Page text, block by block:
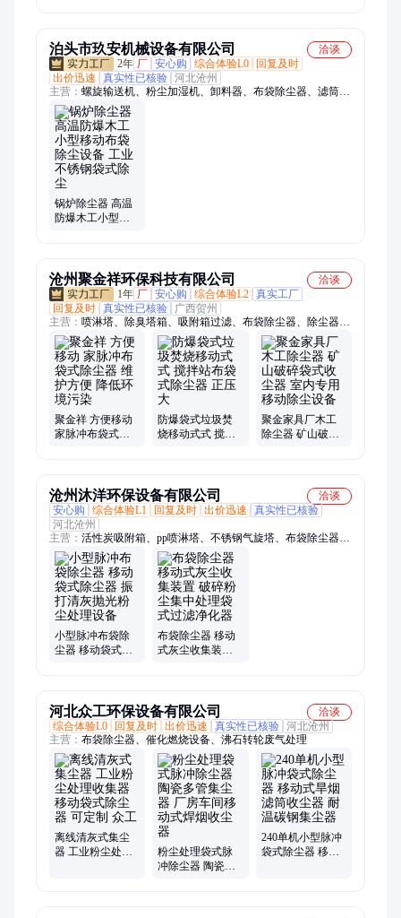
泊头市玖安机械设备有限公司
洽谈
2年 厂 安心购 综合体验L0
回复及时
出价迅速
真实性已核验 河北沧州
主营： 螺旋输送机、粉尘加湿机、卸料器、布袋除尘器、滤筒除
尘器、除尘器布袋、锅炉除尘器、矿山除尘器、除尘器滤袋、高
温除尘器布袋、不锈钢除尘器、除尘器骨架、除尘器袋笼、除尘
器弹簧骨架、防爆布袋除尘器、活性炭吸附箱、催化燃烧设备、
喷淋塔、气旋混动喷淋塔、环保设备配件、斗式提升机、关风
机、绞龙输送机、气旋塔、电动卸料器
锅炉除尘器 高温
防爆木工小型移
沧州聚金祥环保科技有限公司
洽谈
1年 厂 安心购 综合体验L2 真实工厂
回复及时 真实性已核验
广西贺州
主营： 喷淋塔、除臭塔箱、吸附箱过滤、布袋除尘器、除尘器、
锅炉除尘器、不锈钢除尘器、除臭废气处理、活性炭吸附箱、废
气收集设备、催化燃烧设备、沸石转轮、PP喷淋塔、Pp生物除
臭塔箱
聚金祥 方便移动
家脉冲布袋式除
防爆袋式垃圾焚
烧移动式式 搅拌
聚金家具厂木工
除尘器 矿山破碎
沧州沐洋环保设备有限公司
洽谈
安心购
综合体验L1 回复及时 出价迅速
真实性已核验
河北沧州
主营： 活性炭吸附箱、pp喷淋塔、不锈钢气旋塔、布袋除尘器、
脉冲除尘器、锅炉除尘器、滤筒除尘器、旋风除尘器、催化燃烧
一体机、水雾分离器、沙克龙、环保箱、干式过滤箱、螺旋输
送、卸料器、旱烟净化器、蜂窝碳、不锈钢喷淋塔、碳钢喷淋
塔、卧式喷淋塔、光氧净化器、多管油烟净化器、电捕焦油器、
吸气臂、等离子油烟净化器
小型脉冲布袋除
尘器 移动袋式除
布袋除尘器 移动
式灰尘收集装置
河北众工环保设备有限公司
洽谈
综合体验L0
回复及时 出价迅速 真实性已核验 河北沧州
主营： 布袋除尘器、催化燃烧设备、沸石转轮废气处理
离线清灰式集尘
器 工业粉尘处理
粉尘处理袋式脉
冲除尘器 陶瓷多
240单机小型脉冲
袋式除尘器 移动